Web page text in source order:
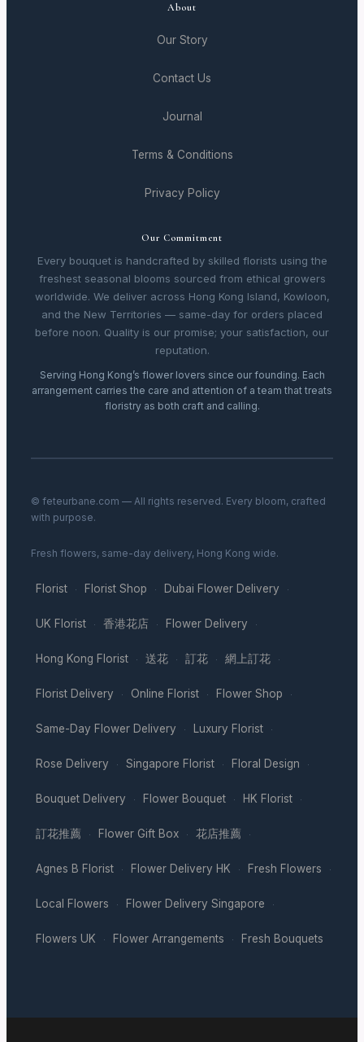
About
Our Story
Contact Us
Journal
Terms & Conditions
Privacy Policy
Our Commitment
Every bouquet is handcrafted by skilled florists using the
freshest seasonal blooms sourced from ethical growers
worldwide. We deliver across Hong Kong Island, Kowloon,
and the New Territories — same-day for orders placed
before noon. Quality is our promise; your satisfaction, our
reputation.
Serving Hong Kong’s flower lovers since our founding. Each
arrangement carries the care and attention of a team that treats
floristry as both craft and calling.
© feteurbane.com — All rights reserved. Every bloom, crafted
with purpose.
Fresh flowers, same-day delivery, Hong Kong wide.
Florist · Florist Shop · Dubai Flower Delivery ·
UK Florist · 香港花店 · Flower Delivery ·
Hong Kong Florist · 送花 · 訂花 · 網上訂花 ·
Florist Delivery · Online Florist · Flower Shop ·
Same-Day Flower Delivery · Luxury Florist ·
Rose Delivery · Singapore Florist · Floral Design ·
Bouquet Delivery · Flower Bouquet · HK Florist ·
訂花推薦 · Flower Gift Box · 花店推薦 ·
Agnes B Florist · Flower Delivery HK · Fresh Flowers ·
Local Flowers · Flower Delivery Singapore ·
Flowers UK · Flower Arrangements · Fresh Bouquets